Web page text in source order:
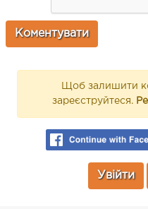
Щоб залишити
зареєструйтеся.
Увійти